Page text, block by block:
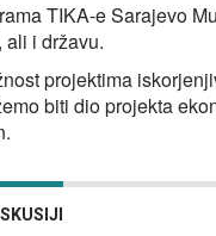
TIKA-e Sarajevo
i državu.
projektima
biti dio projekta